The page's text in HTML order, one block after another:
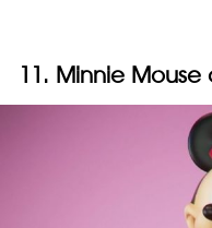
11. Minnie